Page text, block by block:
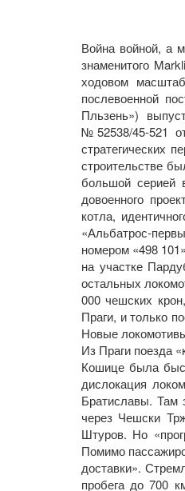
Война войной, а
знаменитого
ходовом
послевоенной
Пльзень»)
№52538/45-521
стратегических
строительстве
большой серией
довоенного
котла,
«Альбатрос-
номером «498
на участке
остальных
000 чешских
Праги, и только
Новые
Из Праги поезда
Кошице была
дислокация
Братиславы. Там
через Чешски
Штуров. Но
Помимо
доставки».
пробега до 700